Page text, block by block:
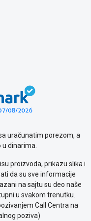
uračunatim porezom, a
dinarima.
proizvoda, prikazu slika i
da su sve informacije
na sajtu su deo naše
u svakom trenutku.
Call Centra na
poziva)